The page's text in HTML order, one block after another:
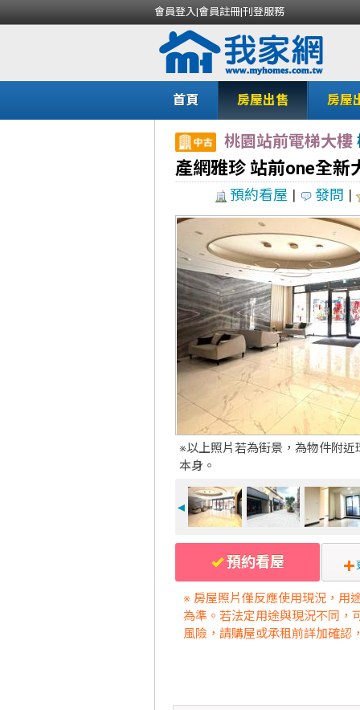
會員登入|會員註冊|刊登服務
首頁 房屋出售 房屋
桃園站前電梯大樓
產網雅珍 站前one全新
預約看屋 | 發問 |
※以上照片若為街景，為物件附近
本身。
◄
預約看屋
※ 房屋照片僅反應使用現況，用
為準。若法定用途與現況不同，
風險，請購屋或承租前詳加確認